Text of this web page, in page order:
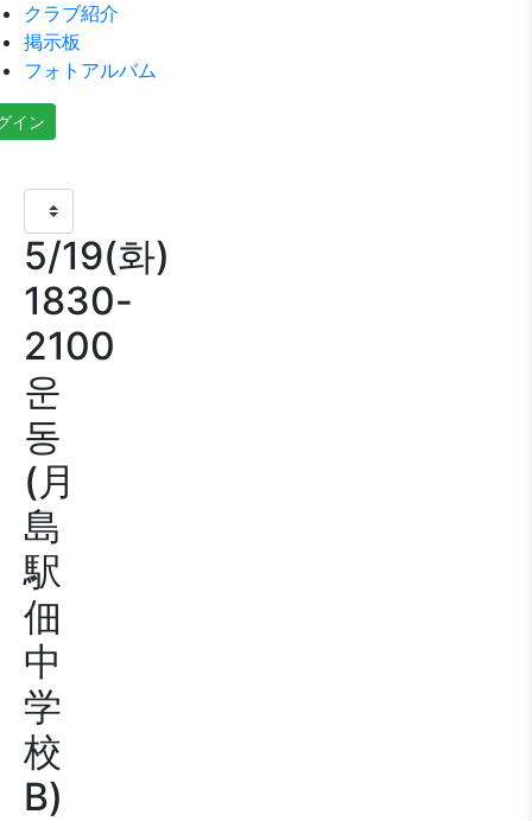
クラブ紹介
掲示板
フォトアルバム
イン
5/19(화)
1830-
2100
운
동
(月
島
駅
佃
中
学
校
B)